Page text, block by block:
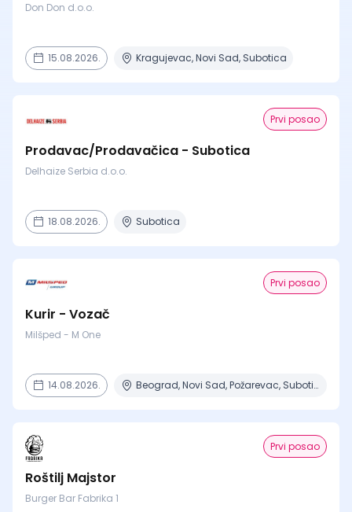
Don Don d.o.o.
15.08.2026. Kragujevac, Novi Sad, Subotica
Prvi posao
Prodavac/Prodavačica - Subotica
Delhaize Serbia d.o.o.
18.08.2026. Subotica
Prvi posao
Kurir - Vozač
Milšped - M One
14.08.2026. Beograd, Novi Sad, Požarevac, Subotica, Šabac
Prvi posao
Roštilj Majstor
Burger Bar Fabrika 1